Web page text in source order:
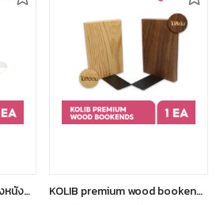
KOLIB Book stand ฉากวางหนังสือ ขาตั้งหนังสือ ฉากวางโชว์ผลงาน ขาตั้งสำหรับวางโชว์
KOLIB premium wood bookends ฉากกั้นหนังสือไม้สไตล์มินิมอล